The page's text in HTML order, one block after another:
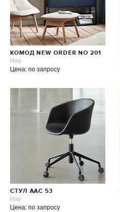
КОМОД NEW ORDER NO 201
Hay
Цена: по запросу
СТУЛ AAC 53
Hay
Цена: по запросу